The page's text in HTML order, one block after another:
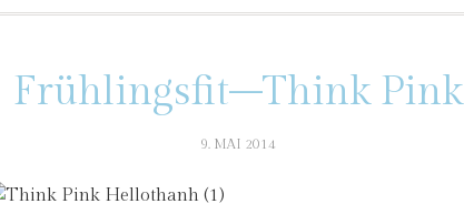
Frühlingsfit–Think Pink
9. MAI 2014